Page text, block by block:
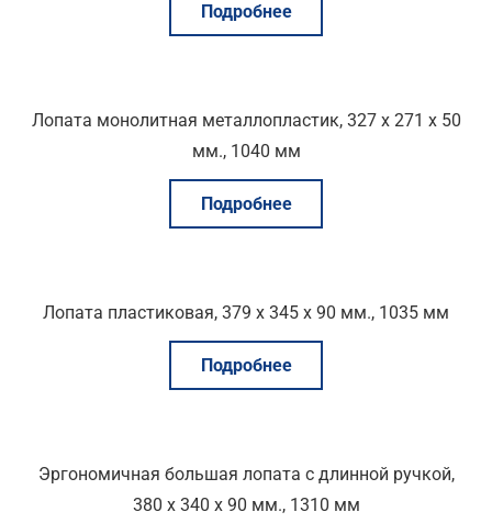
Подробнее
Лопата монолитная металлопластик, 327 x 271 x 50
мм., 1040 мм
Подробнее
Лопата пластиковая, 379 x 345 x 90 мм., 1035 мм
Подробнее
Эргономичная большая лопата с длинной ручкой,
380 x 340 x 90 мм., 1310 мм